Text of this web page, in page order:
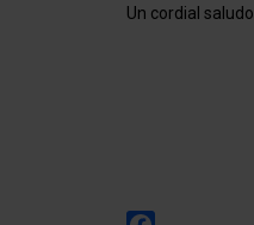
Un cordial saludo